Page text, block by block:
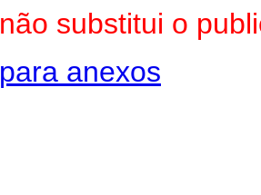
substitui o
anexos